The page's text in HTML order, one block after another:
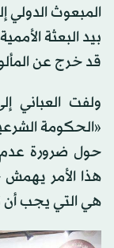
المبعوث الدولي
بيد البعثة
قد خرج عن
ولفت العباني
«الحكومة
حول ضرورة عدم
هذا الأمر يهمش
هي التي يجب أن